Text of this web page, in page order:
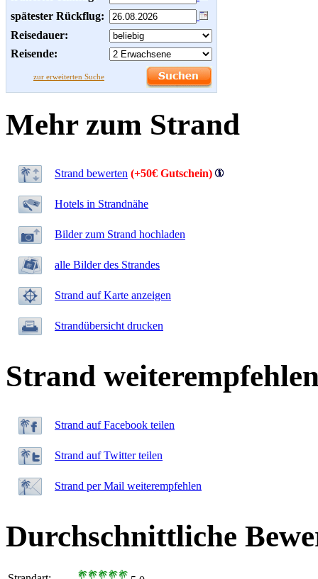
spätester Rückflug:
Reisedauer:
Reisende:
zur erweiterten Suche
Mehr zum Strand
Strand bewerten (+50€ Gutschein)
Hotels in Strandnähe
Bilder zum Strand hochladen
alle Bilder des Strandes
Strand auf Karte anzeigen
Strandübersicht drucken
Strand
Strand auf Facebook teilen
Strand auf Twitter teilen
Strand per Mail weiterempfehlen
Durchschnittliche